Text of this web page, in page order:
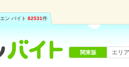
エン バイト 82531件
関東版 エリ